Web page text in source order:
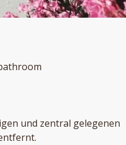
und zentral gelegenen